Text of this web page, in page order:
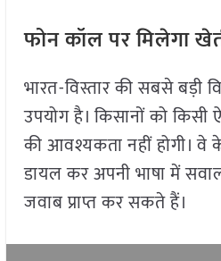
फोन कॉल पर मिलेगा
भारत-विस्तार की सबसे बड़ी
उपयोग है। किसानों को
की आवश्यकता नहीं होगी।
डायल कर अपनी भाषा में
जवाब प्राप्त कर सकते हैं।